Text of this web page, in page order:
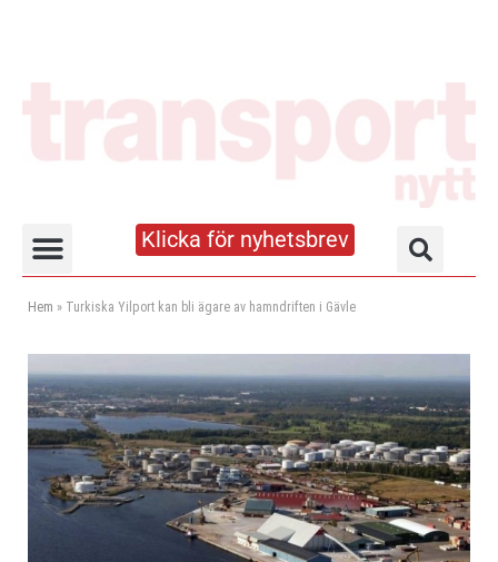
Klicka för nyhetsbrev
Hem » Turkiska Yilport kan bli ägare av hamndriften i Gävle